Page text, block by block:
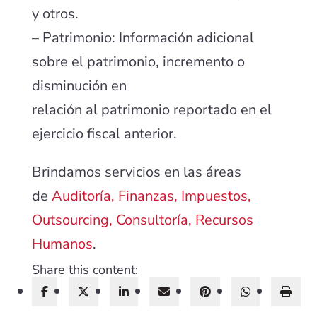
y otros.
– Patrimonio: Información adicional
sobre el patrimonio, incremento o
disminución en
relación al patrimonio reportado en el
ejercicio fiscal anterior.
Brindamos servicios en las áreas
de Auditoría, Finanzas, Impuestos,
Outsourcing, Consultoría, Recursos
Humanos.
Share this content: